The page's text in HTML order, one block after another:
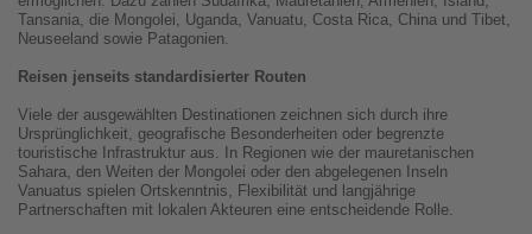
Tansania, die Mongolei, Uganda, Vanuatu, Costa Rica, China und Tibet,
Neuseeland sowie Patagonien.
Reisen jenseits standardisierter Routen
Viele der ausgewählten Destinationen zeichnen sich durch ihre
Ursprünglichkeit, geografische Besonderheiten oder begrenzte
touristische Infrastruktur aus. In Regionen wie der mauretanischen
Sahara, den Weiten der Mongolei oder den abgelegenen Inseln
Vanuatus spielen Ortskenntnis, Flexibilität und langjährige
Partnerschaften mit lokalen Akteuren eine entscheidende Rolle.